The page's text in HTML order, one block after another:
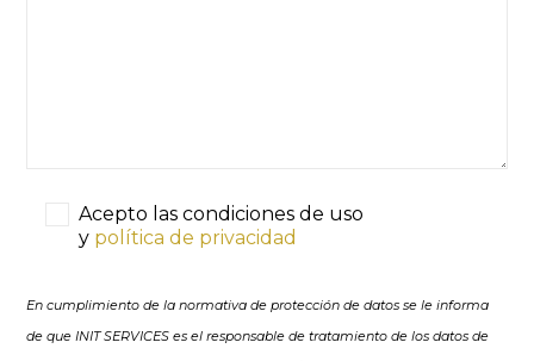
Acepto las condiciones de uso
y política de privacidad
En cumplimiento de la normativa de protección de datos se le informa
de que INIT SERVICES es el responsable de tratamiento de los datos de